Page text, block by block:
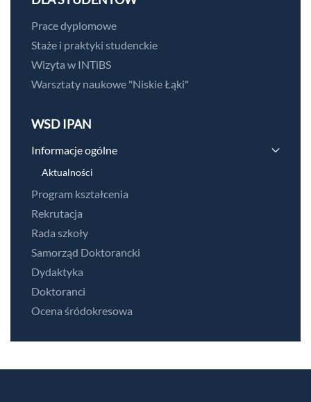
Prace dyplomowe
Staże i praktyki studenckie
Wizyta w INTiBS
Warsztaty naukowe "Niskie Łąki"
WSD IPAN
Informacje ogólne
Aktualności
Program kształcenia
Rekrutacja
Rada szkoły
Samorząd Doktorancki
Dydaktyka
Doktoranci
Ocena śródokresowa